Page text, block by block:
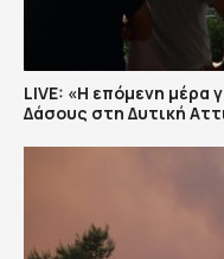
LIVE: «Η επόμενη μέρα
Δάσους στη Δυτική